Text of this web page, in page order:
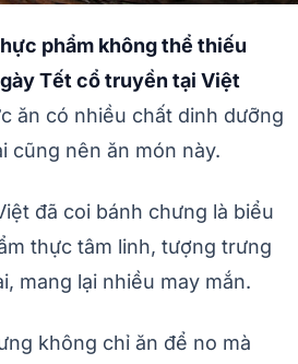
phẩm không thể thiếu
Tết cổ truyền tại Việt
ăn có nhiều chất dinh dưỡng
cũng nên ăn món này.
đã coi bánh chưng là biểu
thực tâm linh, tượng trưng
mang lại nhiều may mắn.
không chỉ ăn để no mà